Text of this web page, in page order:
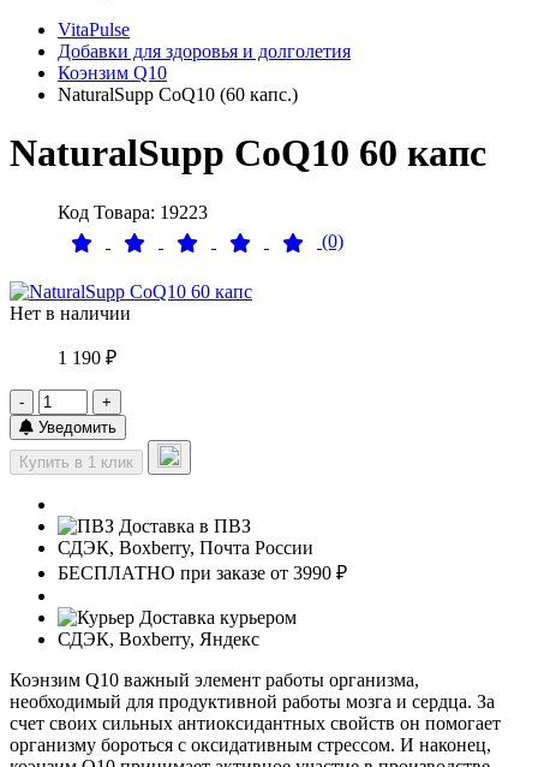
VitaPulse
Добавки для здоровья и долголетия
Коэнзим Q10
NaturalSupp CoQ10 (60 капс.)
NaturalSupp CoQ10 60 капс
Код Товара: 19223
(0)
Нет в наличии
1 190 ₽
-
+
Уведомить
Купить в 1 клик
Доставка в ПВЗ
СДЭК, Boxberry, Почта России
БЕСПЛАТНО при заказе от 3990 ₽
Доставка курьером
СДЭК, Boxberry, Яндекс
Коэнзим Q10 важный элемент работы организма,
необходимый для продуктивной работы мозга и сердца. За
счет своих сильных антиоксидантных свойств он помогает
организму бороться с оксидативным стрессом. И наконец,